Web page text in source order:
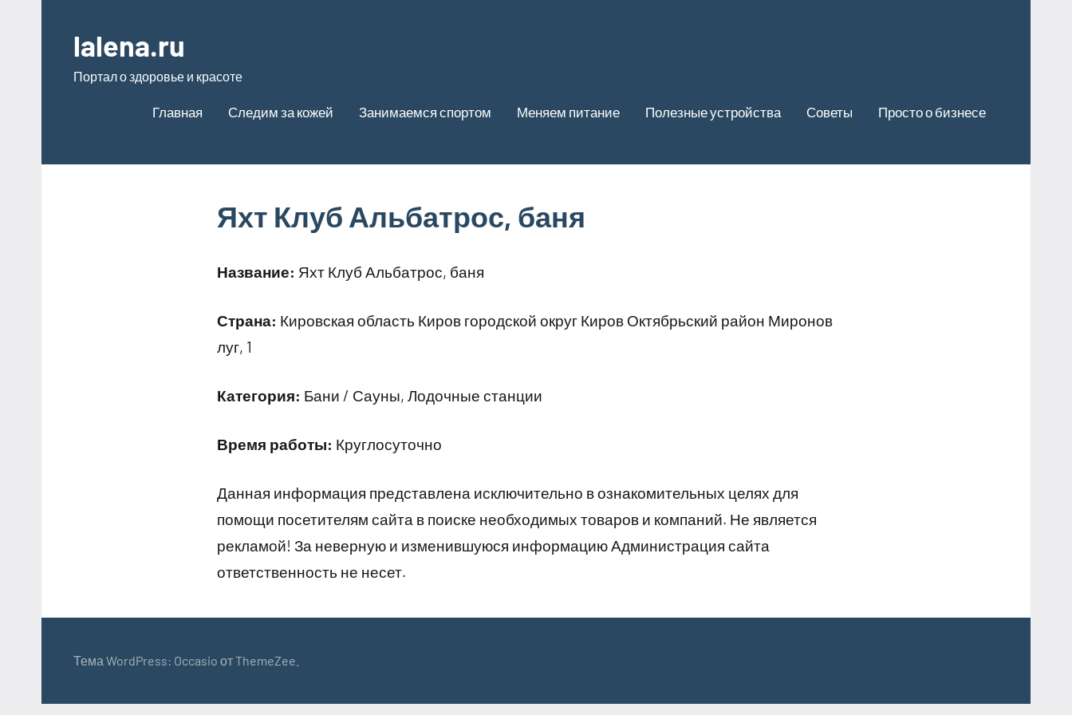
содержимому
lalena.ru
Портал о здоровье и красоте
Главная Следим за кожей Занимаемся спортом Меняем питание Полезные устройства Советы Просто о бизнесе
Яхт Клуб Альбатрос, баня
Название: Яхт Клуб Альбатрос, баня
Страна: Кировская область Киров городской округ Киров Октябрьский район Миронов
луг, 1
Категория: Бани / Сауны, Лодочные станции
Время работы: Круглосуточно
Данная информация представлена исключительно в ознакомительных целях для
помощи посетителям сайта в поиске необходимых товаров и компаний. Не является
рекламой! За неверную и изменившуюся информацию Администрация сайта
ответственность не несет.
Тема WordPress: Occasio от ThemeZee.